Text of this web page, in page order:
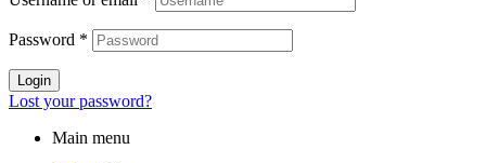
Password *
Login
Lost your password?
Main menu